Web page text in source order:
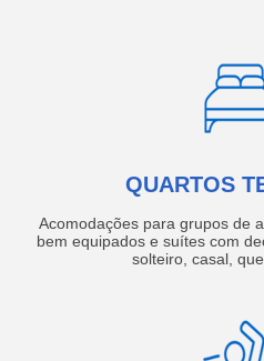
QUARTOS
Acomodações para grupos de
bem equipados e suítes com
solteiro, casal,